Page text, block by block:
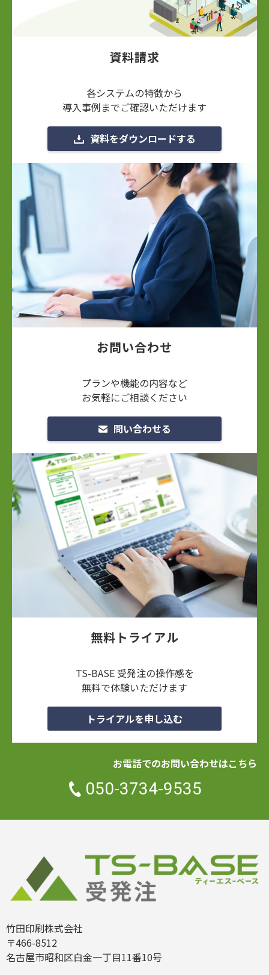
資料請求
各システムの特徴から
導入事例までご確認いただけます
資料をダウンロードする
お問い合わせ
プランや機能の内容など
お気軽にご相談ください
問い合わせる
無料トライアル
TS-BASE 受発注の操作感を
無料で体験いただけます
トライアルを申し込む
お電話でのお問い合わせはこちら
050-3734-9535
竹田印刷株式会社
〒466-8512
名古屋市昭和区白金一丁目11番10号